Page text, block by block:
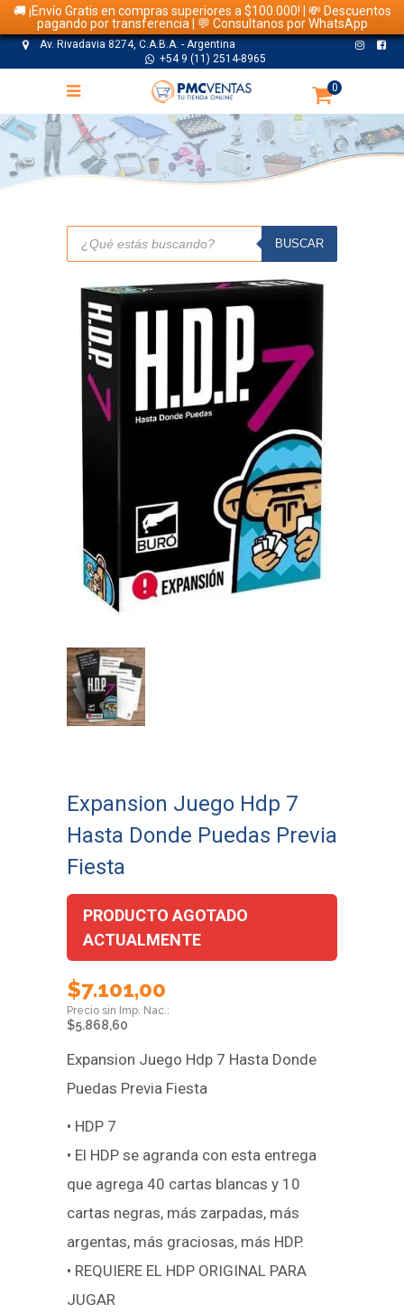
🚚 ¡Envío Gratis en compras superiores a $100.000! | 💸 Descuentos
pagando por transferencia | 💬 Consultanos por WhatsApp
Av. Rivadavia 8274, C.A.B.A. - Argentina
+54 9 (11) 2514-8965
0
TIENDA
Búsqueda
productos
BUSCAR
Expansion Juego Hdp 7
Hasta Donde Puedas Previa
Fiesta
PRODUCTO AGOTADO
ACTUALMENTE
$7.101,00
$5.868,60
Expansion Juego Hdp 7 Hasta Donde
Puedas Previa Fiesta
• HDP 7
• El HDP se agranda con esta entrega
que agrega 40 cartas blancas y 10
cartas negras, más zarpadas, más
argentas, más graciosas, más HDP.
• REQUIERE EL HDP ORIGINAL PARA
JUGAR